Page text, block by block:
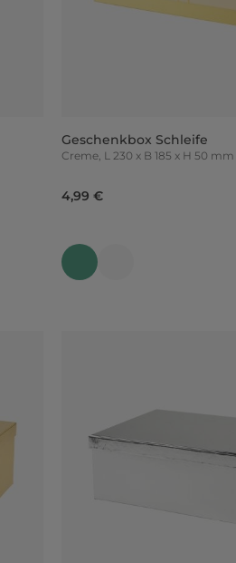
Geschenkbox Schleife
Creme, L 230 x B 185 x H 50 mm
4,99 €